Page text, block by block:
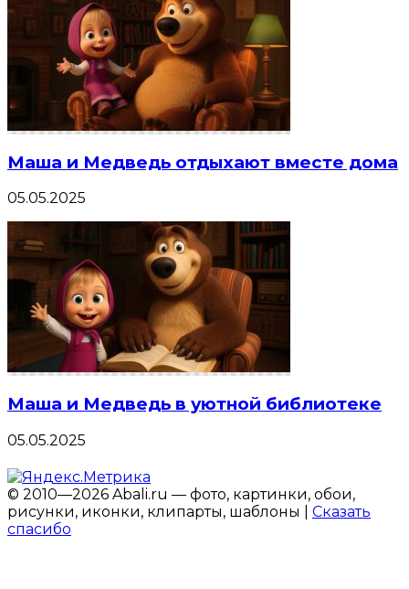
Маша и Медведь отдыхают вместе дома
05.05.2025
Маша и Медведь в уютной библиотеке
05.05.2025
© 2010—2026 Abali.ru — фото, картинки, обои,
рисунки, иконки, клипарты, шаблоны | Сказать
спасибо